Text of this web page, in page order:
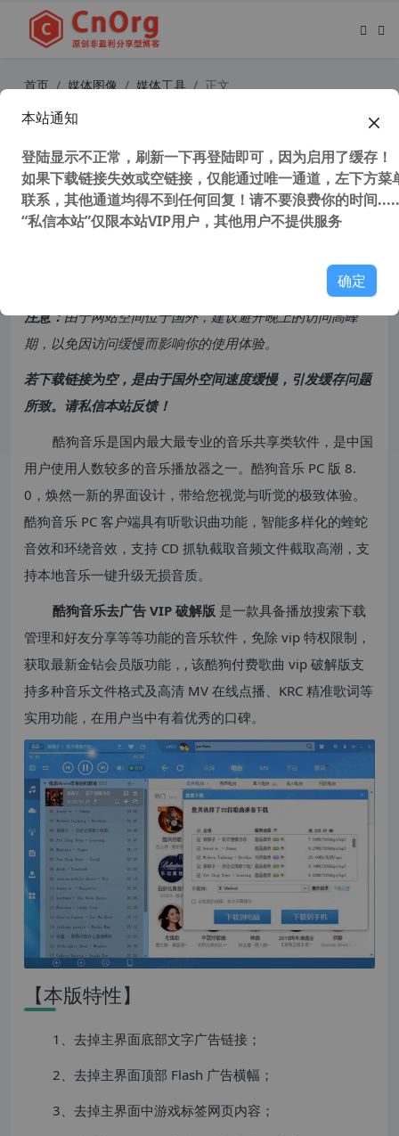
首页 媒体图像 媒体工具 正文
酷狗音乐 KUGOU v10.0.21 PC电脑
版 去广告精简优化安装版
119,827 次浏览次阅读
注意：由于网站空间位于国外，建议避开晚上的访问高峰
期，以免因访问缓慢而影响你的使用体验。
若下载链接为空，是由于国外空间速度缓慢，引发缓存问题
所致。请私信本站反馈！
酷狗音乐是国内最大最专业的音乐共享类软件，是中国
用户使用人数较多的音乐播放器之一。酷狗音乐 PC 版 8.
0，焕然一新的界面设计，带给您视觉与听觉的极致体验。
酷狗音乐 PC 客户端具有听歌识曲功能，智能多样化的蝰蛇
音效和环绕音效，支持 CD 抓轨截取音频文件截取高潮，支
持本地音乐一键升级无损音质。
酷狗音乐去广告 VIP 破解版 是一款具备播放搜索下载
管理和好友分享等等功能的音乐软件，免除 vip 特权限制，
获取最新金钻会员版功能，, 该酷狗付费歌曲 vip 破解版支
持多种音乐文件格式及高清 MV 在线点播、KRC 精准歌词等
实用功能，在用户当中有着优秀的口碑。
【本版特性】
1、去掉主界面底部文字广告链接；
2、去掉主界面顶部 Flash 广告横幅；
3、去掉主界面中游戏标签网页内容；
本站通知
登陆显示不正常，刷新一下再登陆即可，因为启用了缓存！
如果下载链接失效或空链接，仅能通过唯一通道，左下方菜
联系，其他通道均得不到任何回复！请不要浪费你的时间
“私信本站”仅限本站VIP用户，其他用户不提供服务
确定